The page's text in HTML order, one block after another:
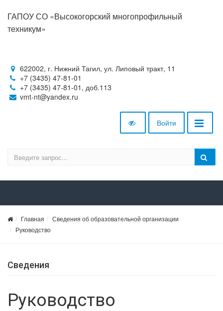
ГАПОУ СО «Высокогорский многопрофильный
техникум»
622002, г. Нижний Тагил, ул. Липовый тракт, 11
+7 (3435) 47-81-01
+7 (3435) 47-81-01, доб.113
vmt-nt@yandex.ru
Войти
Главная
Сведения об образовательной организации
Руководство
Сведения
Руководство